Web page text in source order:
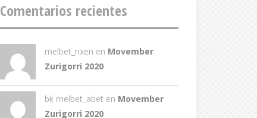
Comentarios recientes
melbet_nxen en Movember
Zurigorri 2020
bk melbet_abet en Movember
Zurigorri 2020